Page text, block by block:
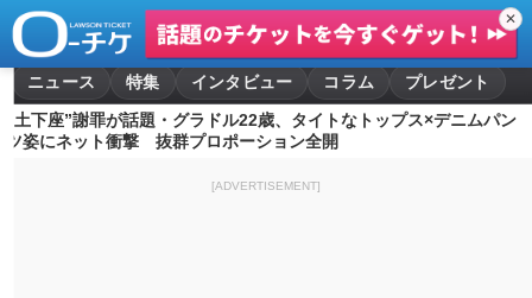
✕
ニュース 特集 インタビュー コラム
プレゼント
“土下座”謝罪が話題・グラドル22歳、タイトなトップス×デニムパン
ツ姿にネット衝撃 抜群プロポーション全開
[ADVERTISEMENT]